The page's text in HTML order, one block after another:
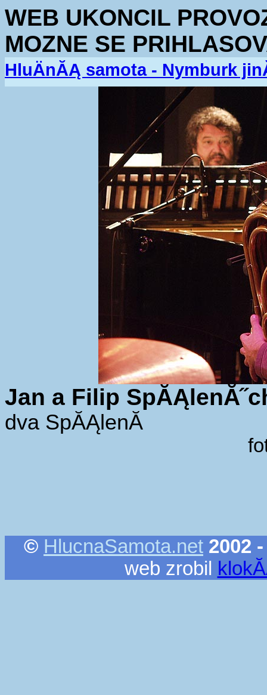
WEB UKONCIL
MOZNE SE
HluÄnĂĄ samota - Nymburk
Jan a Filip
dva SpĂĄlenĂ­
© HlucnaSamota.net 2002
web zrobil